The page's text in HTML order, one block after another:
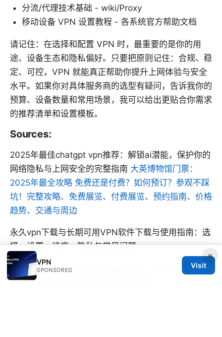
分流/代理技术基础 - wiki/Proxy
移动设备 VPN 设置教程 - 各系统官方帮助文档
请记住：在选择和配置 VPN 时，最重要的是你的用
途、设备生态和隐私偏好。只要把原则记住：合规、稳
定、可控，VPN 就能真正帮助你提升上网体验与安全
水平。如果你对具体服务商的选型有疑问，告诉我你的
预算、设备数量和常用场景，我可以给出更贴合你需求
的推荐清单和设置模板。
Sources:
2025年最佳chatgpt vpn推荐：解锁ai潜能，保护你的
网络隐私与上网安全的完整指南 大英博物馆门票：
2025年最全攻略 免费还是付费？如何预订？参观不踩
坑！完整攻略、免费展览、付费展览、预约指南、价格
趋势、交通与周边
永久vpn下载与长期可用VPN软件下载与使用指南：选
择、设置、速度、隐私与常见问题
为什么你的vpn也救不了你上tiktok？2025年终极解决
指南：全面解锁、隐私保护与风险控制
×
VPN
SPONSORED
Visit